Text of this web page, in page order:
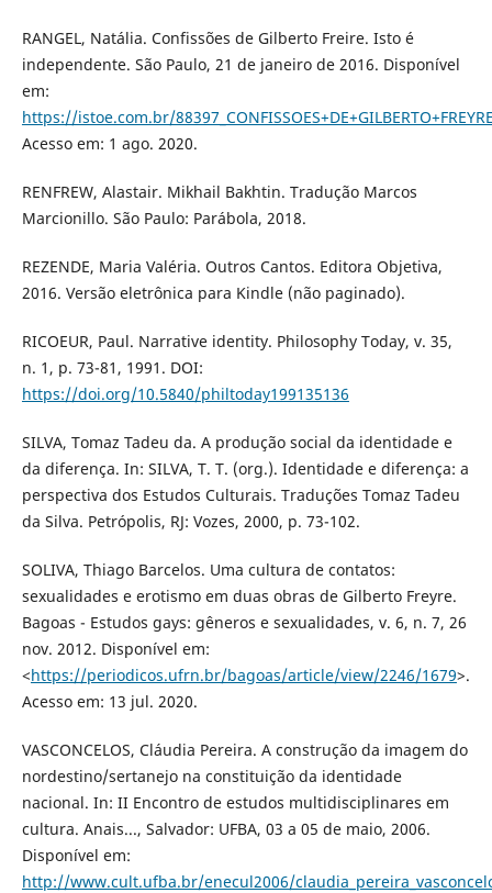
RANGEL, Natália. Confissões de Gilberto Freire. Isto é
independente. São Paulo, 21 de janeiro de 2016. Disponível
em:
https://istoe.com.br/
Acesso em: 1 ago. 2020.
RENFREW, Alastair. Mikhail Bakhtin. Tradução Marcos
Marcionillo. São Paulo: Parábola, 2018.
REZENDE, Maria Valéria. Outros Cantos. Editora Objetiva,
2016. Versão eletrônica para Kindle (não paginado).
RICOEUR, Paul. Narrative identity. Philosophy Today, v. 35,
n. 1, p. 73-81, 1991. DOI:
https://doi.org/10.5840/philtoday199135136
SILVA, Tomaz Tadeu da. A produção social da identidade e
da diferença. In: SILVA, T. T. (org.). Identidade e diferença: a
perspectiva dos Estudos Culturais. Traduções Tomaz Tadeu
da Silva. Petrópolis, RJ: Vozes, 2000, p. 73-102.
SOLIVA, Thiago Barcelos. Uma cultura de contatos:
sexualidades e erotismo em duas obras de Gilberto Freyre.
Bagoas - Estudos gays: gêneros e sexualidades, v. 6, n. 7, 26
nov. 2012. Disponível em:
<https://periodicos.ufrn.br/bagoas/article/view/2246/1679>.
Acesso em: 13 jul. 2020.
VASCONCELOS, Cláudia Pereira. A construção da imagem do
nordestino/sertanejo na constituição da identidade
nacional. In: II Encontro de estudos multidisciplinares em
cultura. Anais..., Salvador: UFBA, 03 a 05 de maio, 2006.
Disponível em:
http://www.cult.ufba.br/enecul2006/